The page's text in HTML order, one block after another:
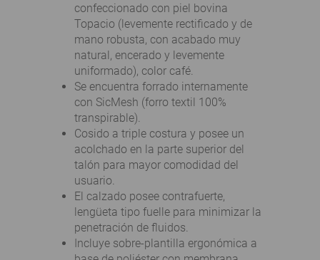
confeccionado con piel bovina
Topacio (levemente rectificado y de
mano robusta, con acabado muy
natural, encerado y levemente
uniformado), color café.
Se encuentra forrado internamente
con SicMesh (forro textil 100%
transpirable).
Cosido a triple costura y posee un
acolchado en la parte superior del
talón para mayor comodidad del
usuario.
El calzado posee contrafuerte,
lengüeta tipo fuelle para minimizar la
penetración de fluidos.
Incluye sobre-plantilla ergonómica a